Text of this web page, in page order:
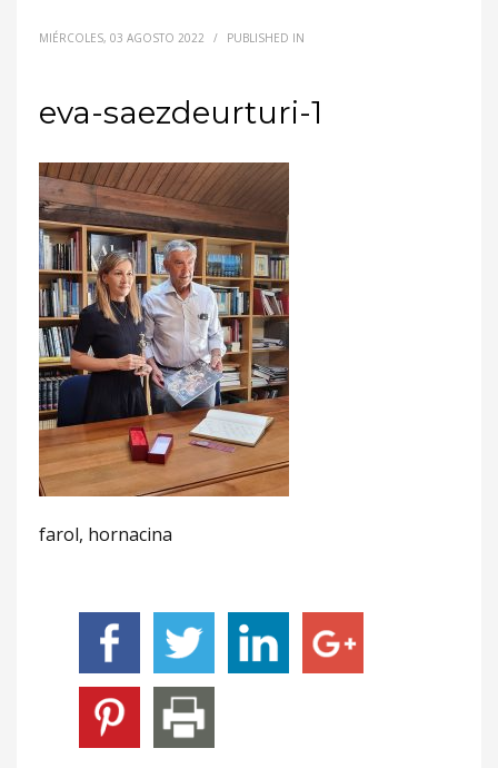
MIÉRCOLES, 03 AGOSTO 2022 / PUBLISHED IN
eva-saezdeurturi-1
farol, hornacina